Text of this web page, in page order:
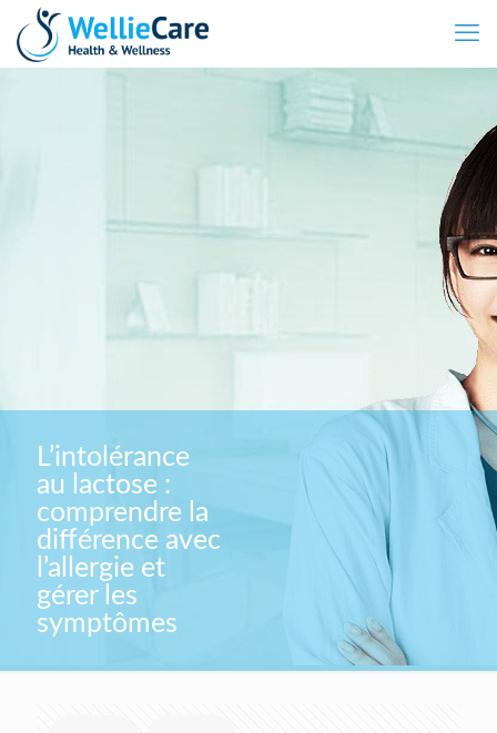
L’intolérance
au lactose :
comprendre la
différence avec
l’allergie et
gérer les
symptômes